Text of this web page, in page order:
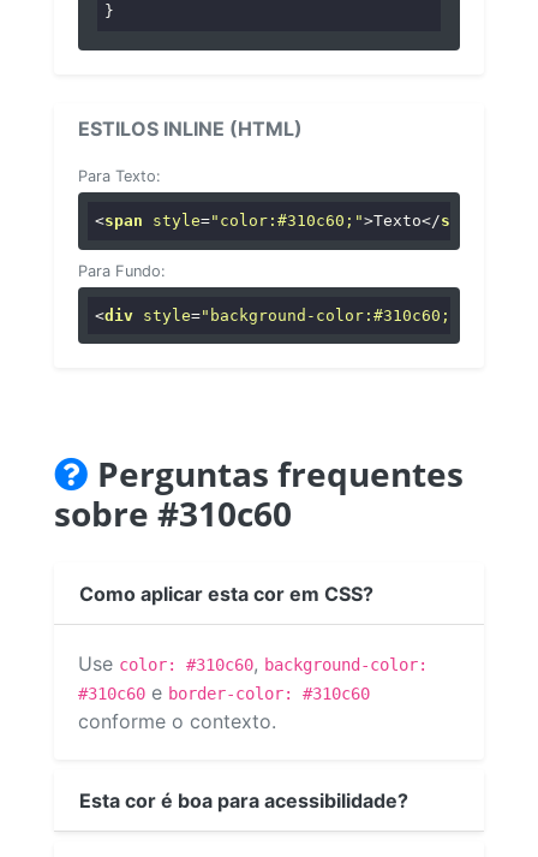
}
ESTILOS INLINE (HTML)
Para Texto:
<span style="color:#310c60;">Texto</span
Para Fundo:
<div style="background-color:#310c60;"
Perguntas frequentes
sobre #310c60
Como aplicar esta cor em CSS?
Use color: #310c60, background-color:
#310c60 e border-color: #310c60
conforme o contexto.
Esta cor é boa para acessibilidade?